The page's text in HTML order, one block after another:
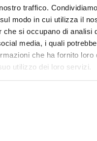
traffico.
modo in cui utilizza il
che si occupano di analisi
media, i quali
che ha fornito loro
utilizzo dei loro servizi.